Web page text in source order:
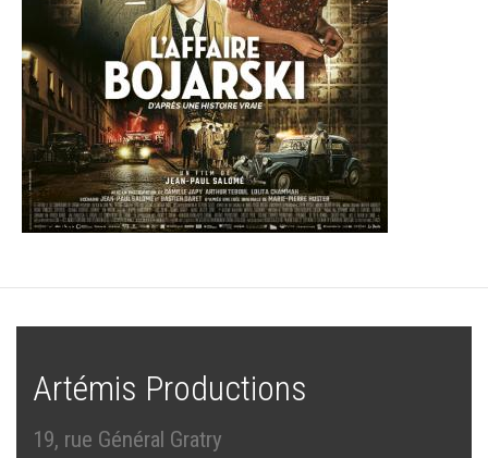
Artémis Productions
19, rue Général Gratry